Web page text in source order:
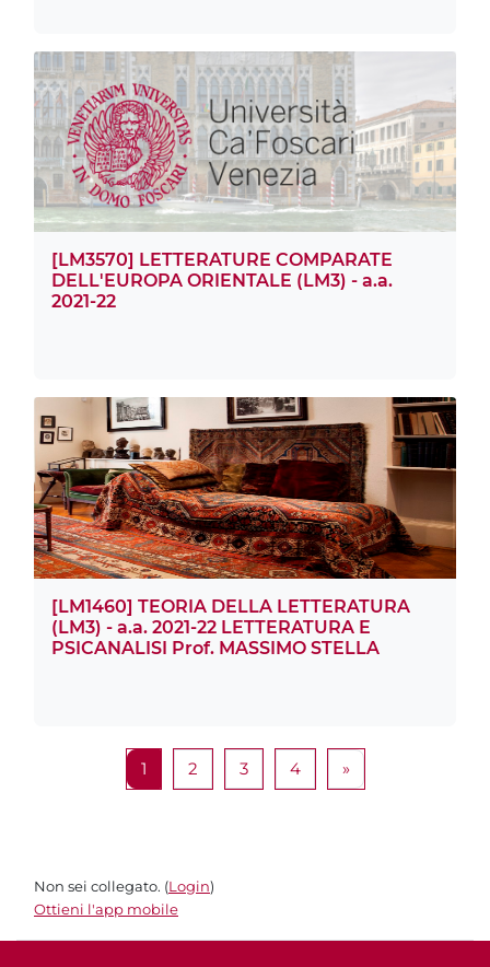
[LM3570] LETTERATURE COMPARATE
DELL'EUROPA ORIENTALE (LM3) - a.a.
2021-22
[LM1460] TEORIA DELLA LETTERATURA
(LM3) - a.a. 2021-22 LETTERATURA E
PSICANALISI Prof. MASSIMO STELLA
1Pagina 1
2Pagina 2
3Pagina 3
4Pagina 4
»Pagina
Non sei collegato. (Login)
Ottieni l'app mobile